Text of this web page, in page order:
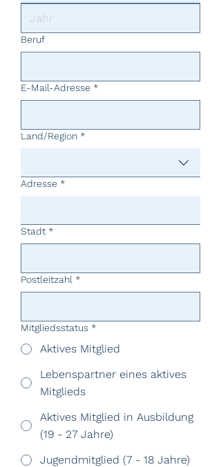
Beruf
E-Mail-Adresse *
Mehrzeilige Adresse
Land/Region *
Adresse *
Stadt *
Postleitzahl *
Mitgliedsstatus *
Aktives Mitglied
Lebenspartner eines aktives
Mitglieds
Aktives Mitglied in Ausbildung
(19 - 27 Jahre)
Jugendmitglied (7 - 18 Jahre)